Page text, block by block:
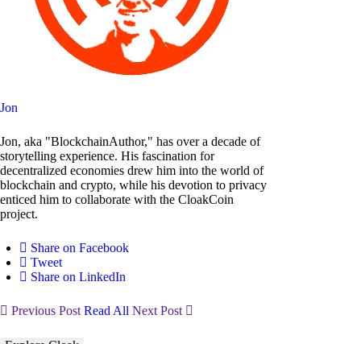
Jon
Jon, aka "BlockchainAuthor," has over a decade of
storytelling experience. His fascination for
decentralized economies drew him into the world of
blockchain and crypto, while his devotion to privacy
enticed him to collaborate with the CloakCoin
project.
Share on Facebook
Tweet
Share on LinkedIn
Previous Post Read All Next Post